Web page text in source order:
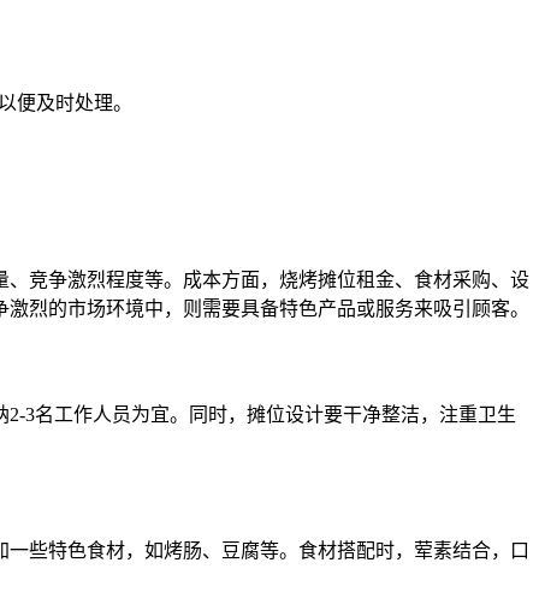
便及时处理。
竞争激烈程度等。成本方面，烧烤摊位租金、食材采购、设
烈的市场环境中，则需要具备特色产品或服务来吸引顾客。
3名工作人员为宜。同时，摊位设计要干净整洁，注重卫生
些特色食材，如烤肠、豆腐等。食材搭配时，荤素结合，口